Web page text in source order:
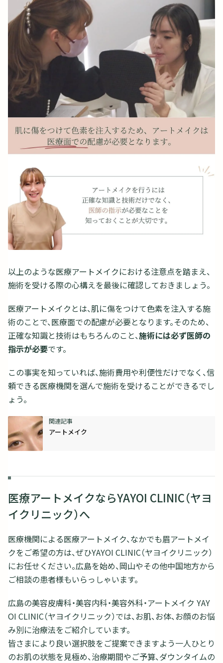
以上のような医療アートメイクにおける注意点を踏まえ、
施術を受ける際の心構えを最後に確認しておきましょう。
医療アートメイクとは、肌に傷をつけて色素を注入する施
術のことで、医療面での配慮が必要となります。そのため、
正確な知識と技術はもちろんのこと、施術には必ず医師の
指示が必要です。
この事実を知っていれば、施術費用や利便性だけでなく、信
頼できる医療機関を選んで施術を受けることができるでし
ょう。
アートメイク
医療アートメイクならYAYOI CLINIC（ヤヨ
イクリニック）へ
医療機関による医療アートメイク、なかでも眉アートメイ
クをご希望の方は、ぜひYAYOI CLINIC（ヤヨイクリニック）
にお任せください。広島を始め、岡山やその他中国地方から
ご相談の患者様もいらっしゃいます。
広島の美容皮膚科・美容内科・美容外科・アートメイク YAY
OI CLINIC（ヤヨイクリニック）では、お肌、お体、お顔のお悩
み別に治療法をご紹介しています。
皆さまにより良い選択肢をご提案できますよう一人ひとり
のお肌の状態を見極め、治療期間やご予算、ダウンタイムの